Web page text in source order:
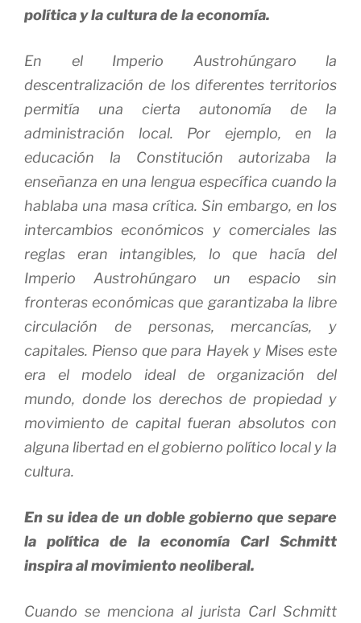
política y la cultura de la economía.
En el Imperio Austrohúngaro la
descentralización de los diferentes territorios
permitía una cierta autonomía de la
administración local. Por ejemplo, en la
educación la Constitución autorizaba la
enseñanza en una lengua específica cuando la
hablaba una masa crítica. Sin embargo, en los
intercambios económicos y comerciales las
reglas eran intangibles, lo que hacía del
Imperio Austrohúngaro un espacio sin
fronteras económicas que garantizaba la libre
circulación de personas, mercancías, y
capitales. Pienso que para Hayek y Mises este
era el modelo ideal de organización del
mundo, donde los derechos de propiedad y
movimiento de capital fueran absolutos con
alguna libertad en el gobierno político local y la
cultura.
En su idea de un doble gobierno que separe
la política de la economía Carl Schmitt
inspira al movimiento neoliberal.
Cuando se menciona al jurista Carl Schmitt